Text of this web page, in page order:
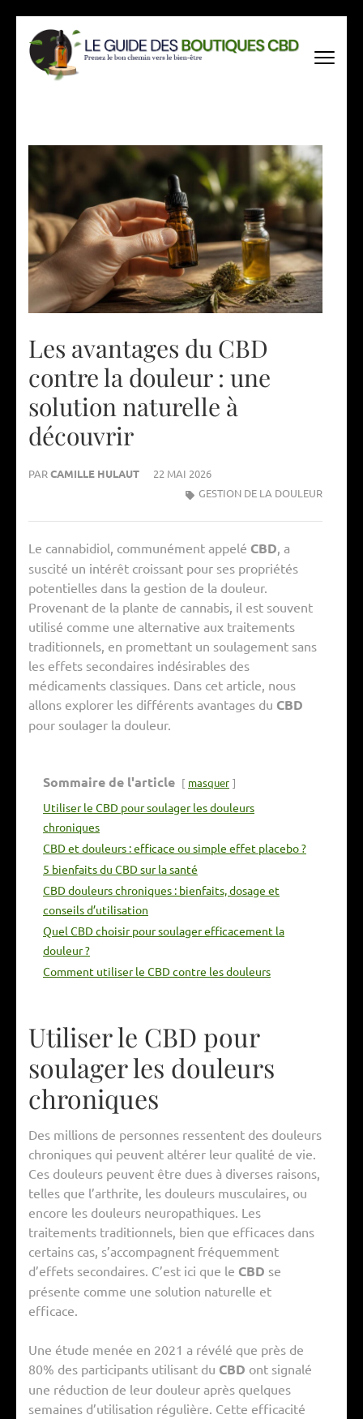
contenu
(Pressez
Les avantages du CBD
contre la douleur : une
solution naturelle à
découvrir
PARCAMILLE HULAUT
22 MAI 2026
GESTION DE LA DOULEUR
Le cannabidiol, communément appelé CBD , a
suscité un intérêt croissant pour ses propriétés
potentielles dans la gestion de la douleur.
Provenant de la plante de cannabis, il est souvent
utilisé comme une alternative aux traitements
traditionnels, en promettant un soulagement sans
les effets secondaires indésirables des
médicaments classiques. Dans cet article, nous
allons explorer les différents avantages du CBD
pour soulager la douleur.
Sommaire de l'article masquer
Utiliser le CBD pour soulager les douleurs
chroniques
CBD et douleurs : efficace ou simple effet placebo ?
5 bienfaits du CBD sur la santé
CBD douleurs chroniques : bienfaits, dosage et
conseils d’utilisation
Quel CBD choisir pour soulager efficacement la
douleur ?
Comment utiliser le CBD contre les douleurs
Utiliser le CBD pour
soulager les douleurs
chroniques
Des millions de personnes ressentent des douleurs
chroniques qui peuvent altérer leur qualité de vie.
Ces douleurs peuvent être dues à diverses raisons,
telles que l’arthrite, les douleurs musculaires, ou
encore les douleurs neuropathiques. Les
traitements traditionnels, bien que efficaces dans
certains cas, s’accompagnent fréquemment
d’effets secondaires. C’est ici que le CBD se
présente comme une solution naturelle et
efficace.
Une étude menée en 2021 a révélé que près de
80% des participants utilisant du CBD ont signalé
une réduction de leur douleur après quelques
semaines d’utilisation régulière. Cette efficacité